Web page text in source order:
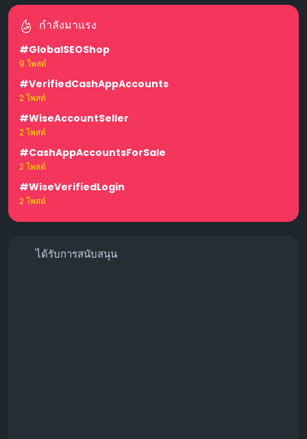
กำลังมาแรง
#GlobalSEOShop
9 โพสต์
#VerifiedCashAppAccounts
2 โพสต์
#WiseAccountSeller
2 โพสต์
#CashAppAccountsForSale
2 โพสต์
#WiseVerifiedLogin
2 โพสต์
ได้รับการสนับสนุน